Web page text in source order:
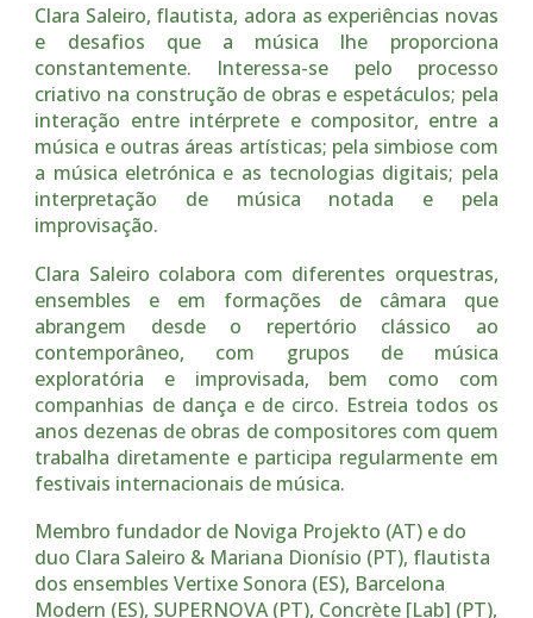
Clara Saleiro, flautista, adora as experiências novas
e desafios que a música lhe proporciona
constantemente. Interessa-se pelo processo
criativo na construção de obras e espetáculos; pela
interação entre intérprete e compositor, entre a
música e outras áreas artísticas; pela simbiose com
a música eletrónica e as tecnologias digitais; pela
interpretação de música notada e pela
improvisação.
Clara Saleiro colabora com diferentes orquestras,
ensembles e em formações de câmara que
abrangem desde o repertório clássico ao
contemporâneo, com grupos de música
exploratória e improvisada, bem como com
companhias de dança e de circo. Estreia todos os
anos dezenas de obras de compositores com quem
trabalha diretamente e participa regularmente em
festivais internacionais de música.
Membro fundador de Noviga Projekto (AT) e do
duo Clara Saleiro & Mariana Dionísio (PT), flautista
dos ensembles Vertixe Sonora (ES), Barcelona
Modern (ES), SUPERNOVA (PT), Concrète [Lab] (PT),